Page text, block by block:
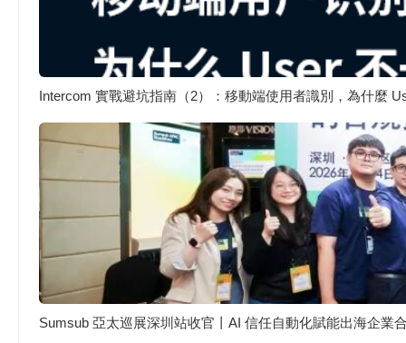
Intercom 實戰避坑指南（2）：移動端使用者識別，為什麼
Sumsub 亞太巡展深圳站收官丨AI 信任自動化賦能出海企業